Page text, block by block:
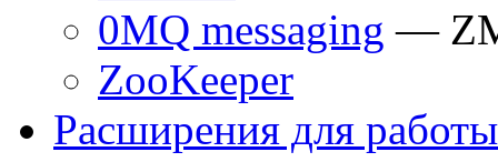
0MQ messaging —
ZooKeeper
Расширения для